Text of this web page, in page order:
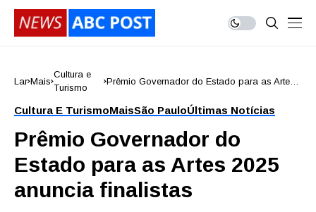
Lar Mais
Cultura e
Turismo
Prêmio Governador do Estado para as Artes
Cultura E TurismoMaisSão PauloÚltimas Notícias
Prêmio Governador do
Estado para as Artes 2025
anuncia finalistas